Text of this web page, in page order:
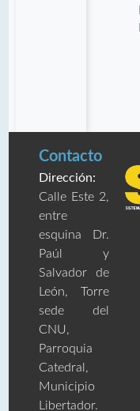
Contacto
Dirección:
Calle Este 2,
entre
esquina Dr.
Paúl y
Salvador de
León, Torre
sede del
CNU,
Parroquia
Catedral,
Municipio
Libertador.